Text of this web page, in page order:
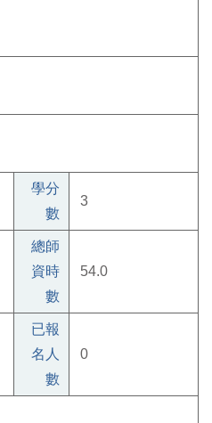
學分
數
3
總師
資時
數
54.0
已報
名人
數
0